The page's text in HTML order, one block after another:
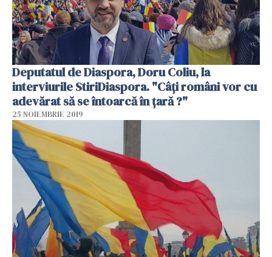
Deputatul de Diaspora, Doru Coliu, la
interviurile StiriDiaspora. "Câți români vor cu
adevărat să se întoarcă în țară ?"
25 NOIEMBRIE 2019